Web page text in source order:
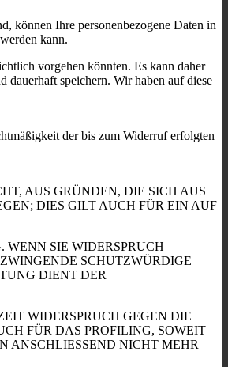
können Ihre personenbezogene Daten in
kann.
vorgehen könnten. Es kann daher
dauerhaft speichern. Wir haben auf diese
der bis zum Widerruf erfolgten
AUS GRÜNDEN, DIE SICH AUS
DIES GILT AUCH FÜR EIN AUF
SIE WIDERSPRUCH
SCHUTZWÜRDIGE
DIENT DER
WIDERSPRUCH GEGEN DIE
FÜR DAS PROFILING, SOWEIT
ANSCHLIESSEND NICHT MEHR